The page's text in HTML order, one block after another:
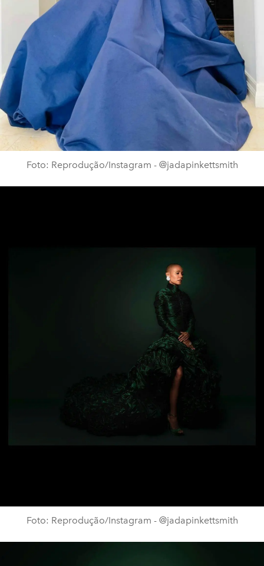
Foto: Reprodução/Instagram - @jadapinkettsmith
Foto: Reprodução/Instagram - @jadapinkettsmith